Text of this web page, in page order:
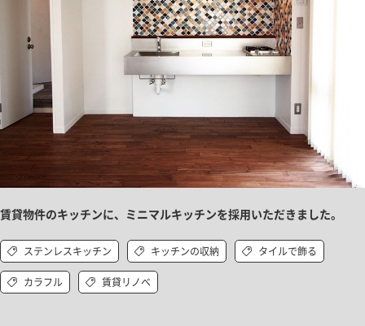
賃貸物件のキッチンに、ミニマルキッチンを採用いただきました。
ステンレスキッチン キッチンの収納 タイルで飾る
カラフル 賃貸リノベ